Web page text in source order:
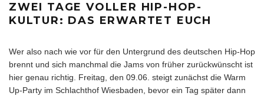
ZWEI TAGE VOLLER HIP-HOP-
KULTUR: DAS ERWARTET EUCH
Wer also nach wie vor für den Untergrund des deutschen Hip-Hop
brennt und sich manchmal die Jams von früher zurückwünscht ist
hier genau richtig. Freitag, den 09.06. steigt zunächst die Warm
Up-Party im Schlachthof Wiesbaden, bevor ein Tag später dann